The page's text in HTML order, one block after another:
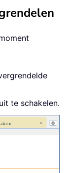
te schakelen.